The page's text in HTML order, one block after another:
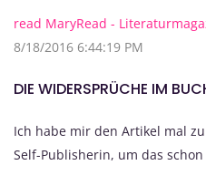
read MaryRead -
8/18/2016 6:44:19 PM
DIE WIDERSPRÜCHE IM
Ich habe mir den Artikel mal
Self-Publisherin, um das